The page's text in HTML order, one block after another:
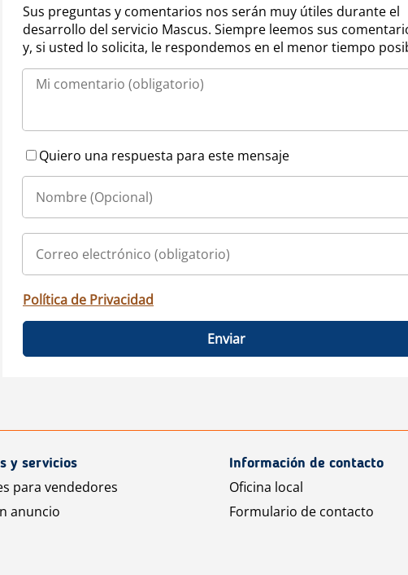
Sus preguntas y comentarios nos serán muy útiles durante el
desarrollo del servicio Mascus. Siempre leemos sus
y, si usted lo solicita, le respondemos en el menor tiempo
Quiero una respuesta para este mensaje
Política de Privacidad
Enviar
y servicios
para vendedores
anuncio
Información de contacto
Oficina local
Formulario de contacto